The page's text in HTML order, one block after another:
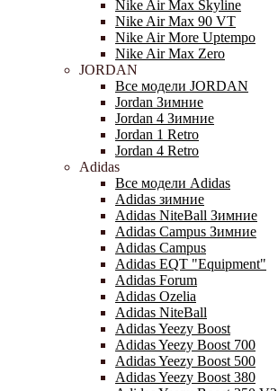
Nike Air Max Skyline
Nike Air Max 90 VT
Nike Air More Uptempo
Nike Air Max Zero
JORDAN
Все модели JORDAN
Jordan Зимние
Jordan 4 Зимние
Jordan 1 Retro
Jordan 4 Retro
Adidas
Все модели Adidas
Adidas зимние
Adidas NiteBall Зимние
Adidas Campus Зимние
Adidas Campus
Adidas EQT "Equipment"
Adidas Forum
Adidas Ozelia
Adidas NiteBall
Adidas Yeezy Boost
Adidas Yeezy Boost 700
Adidas Yeezy Boost 500
Adidas Yeezy Boost 380